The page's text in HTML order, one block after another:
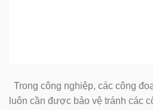
Trong công nghiệp, các công
luôn cần được bảo vệ tránh các